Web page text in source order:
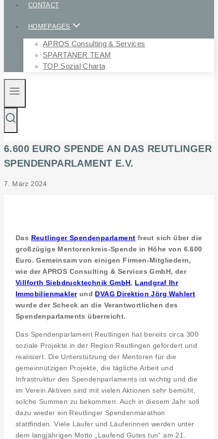
CONTACT
HOMEPAGES
APROS Consulting & Services
SPARTANER TEAM
TOP Sozial Charta
6.600 EURO SPENDE AN DAS REUTLINGER
SPENDENPARLAMENT E.V.
7. März 2024
Das Reutlinger Spendenparlament freut sich über die
großzügige Mentorenkreis-Spende in Höhe von 6.600
Euro. Gemeinsam von einigen Firmen-Mitgliedern,
wie der APROS Consulting & Services GmbH, der
Villforth Siebdrucktechnik GmbH, Landgraf Ihr
Immobilienmaklerund DVAG Direktion Jörg Wahlert
wurde der Scheck an die Verantwortlichen des
Spendenparlaments überreicht.
Das Spendenparlament Reutlingen hat bereits circa 300
soziale Projekte in der Region Reutlingen gefördert und
realisiert. Die Unterstützung der Mentoren für die
gemeinnützigen Projekte, die tägliche Arbeit und
Infrastruktur des Spendenparlaments ist wichtig und die
im Verein Aktiven sind mit vielen Aktionen sehr bemüht,
solche Summen zu bekommen. Auch in diesem Jahr soll
dazu wieder ein Reutlinger Spendenmarathon
stattfinden. Viele Läufer und Läuferinnen werden unter
dem langjährigen Motto „Laufend Gutes tun“ am 21.